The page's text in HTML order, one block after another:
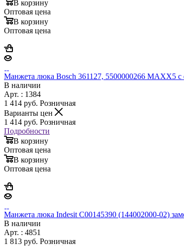
В корзину
Оптовая цена
В корзину
Оптовая цена
Манжета люка Bosch 361127, 5500000266 MAXX5
В наличии
Арт. : 1384
1 414 руб. Розничная
Варианты цен
1 414 руб. Розничная
Подробности
В корзину
Оптовая цена
В корзину
Оптовая цена
Манжета люка Indesit C00145390 (144002000-02)
В наличии
Арт. : 4851
1 813 руб. Розничная